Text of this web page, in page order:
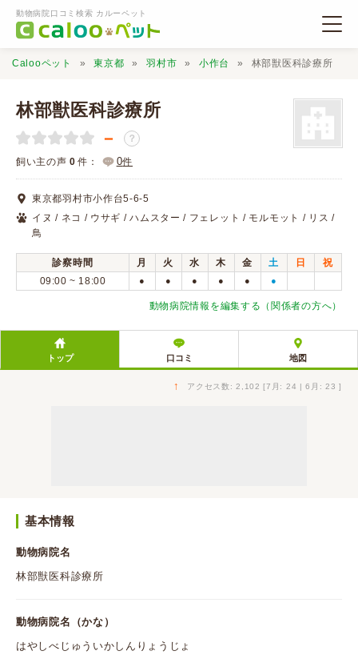
動物病院口コミ検索 カルーペット
動物病院検索
口コミ検索
Calooペットとは？
Calooペット 東京都 羽村市 小作台 林部獣医科診療所
林部獣医科診療所
－ ？
飼い主の声 0 件： 0件
東京都羽村市小作台5-6-5
イヌ / ネコ / ウサギ / ハムスター / フェレット / モルモット / リス /
鳥
診察時間 月 火 水 木 金 土 日
祝
09:00 ~ 18:00
● ● ● ● ● ●
動物病院情報を編集する（関係者の方へ）
トップ 口コミ 地図
↑ アクセス数: 2,102 [7月: 24 | 6月: 23 ]
基本情報
動物病院名
林部獣医科診療所
動物病院名（かな）
はやしべじゅういかしんりょうじょ